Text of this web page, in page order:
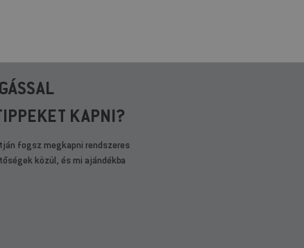
KAPNI?
fogsz megkapni rendszeres
közül, és mi ajándékba